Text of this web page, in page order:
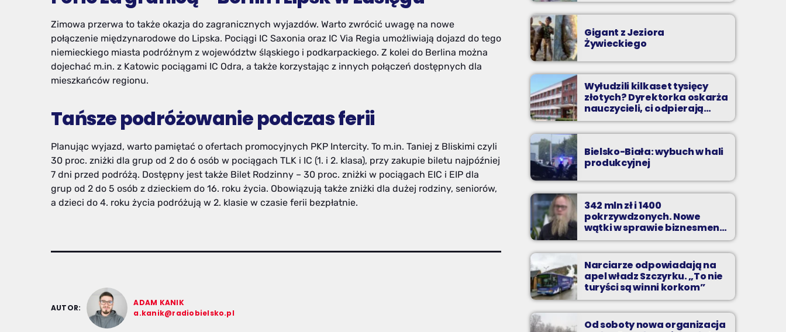
Zimowa przerwa to także okazja do zagranicznych wyjazdów. Warto zwrócić uwagę na nowe
połączenie międzynarodowe do Lipska. Pociągi IC Saxonia oraz IC Via Regia umożliwiają dojazd do tego
niemieckiego miasta podróżnym z województw śląskiego i podkarpackiego. Z kolei do Berlina można
dojechać m.in. z Katowic pociągami IC Odra, a także korzystając z innych połączeń dostępnych dla
mieszkańców regionu.
Tańsze podróżowanie podczas ferii
Planując wyjazd, warto pamiętać o ofertach promocyjnych PKP Intercity. To m.in. Taniej z Bliskimi czyli
30 proc. zniżki dla grup od 2 do 6 osób w pociągach TLK i IC (1. i 2. klasa), przy zakupie biletu najpóźniej
7 dni przed podróżą. Dostępny jest także Bilet Rodzinny – 30 proc. zniżki w pociągach EIC i EIP dla
grup od 2 do 5 osób z dzieckiem do 16. roku życia. Obowiązują także zniżki dla dużej rodziny, seniorów,
a dzieci do 4. roku życia podróżują w 2. klasie w czasie ferii bezpłatnie.
AUTOR:
ADAM KANIK
a.kanik@radiobielsko.pl
Gigant z Jeziora
Żywieckiego
Wyłudzili kilkaset tysięcy
złotych? Dyrektorka oskarża
nauczycieli, ci odpierają
zarzuty
Bielsko-Biała: wybuch w hali
produkcyjnej
342 mln zł i 1400
pokrzywdzonych. Nowe
wątki w sprawie biznesmena
z Bielska-Białej
Narciarze odpowiadają na
apel władz Szczyrku. „To nie
turyści są winni korkom”
Od soboty nowa organizacja